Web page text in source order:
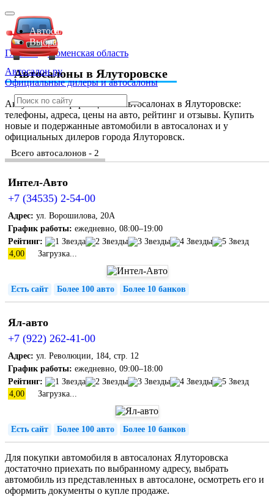
Автосалон ру
Официальные дилеры и автосалоны
Автосалоны Lada
Выбрать город
Главная » Тюменская область
Автосалоны в Ялуторовске
Актуальная информация об автосалонах в Ялуторовске:
телефоны, адреса, цены на авто, рейтинг и отзывы. Купить
новые и подержанные автомобили в автосалонах и у
официальных дилеров города Ялуторовск.
Всего автосалонов - 2
Интел-Авто
+7 (34535) 2-54-00
Адрес: ул. Ворошилова, 20А
График работы: ежедневно, 08:00–19:00
Рейтинг:
4,00
Загрузка...
Есть сайт Более 100 авто Более 10 банков
Ял-авто
+7 (922) 262-41-00
Адрес: ул. Революции, 184, стр. 12
График работы: ежедневно, 09:00–18:00
Рейтинг:
4,00
Загрузка...
Есть сайт Более 100 авто Более 10 банков
Для покупки автомобиля в автосалонах Ялуторовска
достаточно приехать по выбранному адресу, выбрать
автомобиль из представленных в автосалоне, осмотреть его и
оформить документы о купле продаже.